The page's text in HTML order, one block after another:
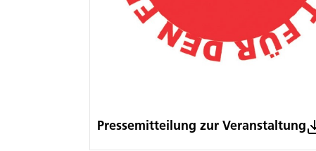
Pressemitteilung zur Veranstaltung